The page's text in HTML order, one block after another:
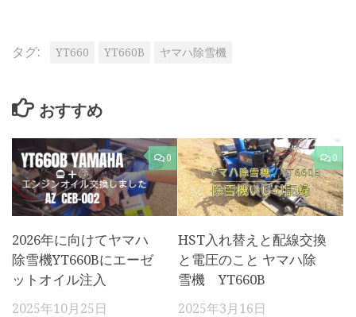
タグ: YT660 YT660B ヤマハ除雪機
おすすめ
0
2026年に向けてヤマハ
除雪機YT660Bにエーゼ
ットオイル注入
2025年10月25日
0
HST入れ替えと配線交換
と電圧のこと ヤマハ除
雪機 YT660B
2025年3月16日